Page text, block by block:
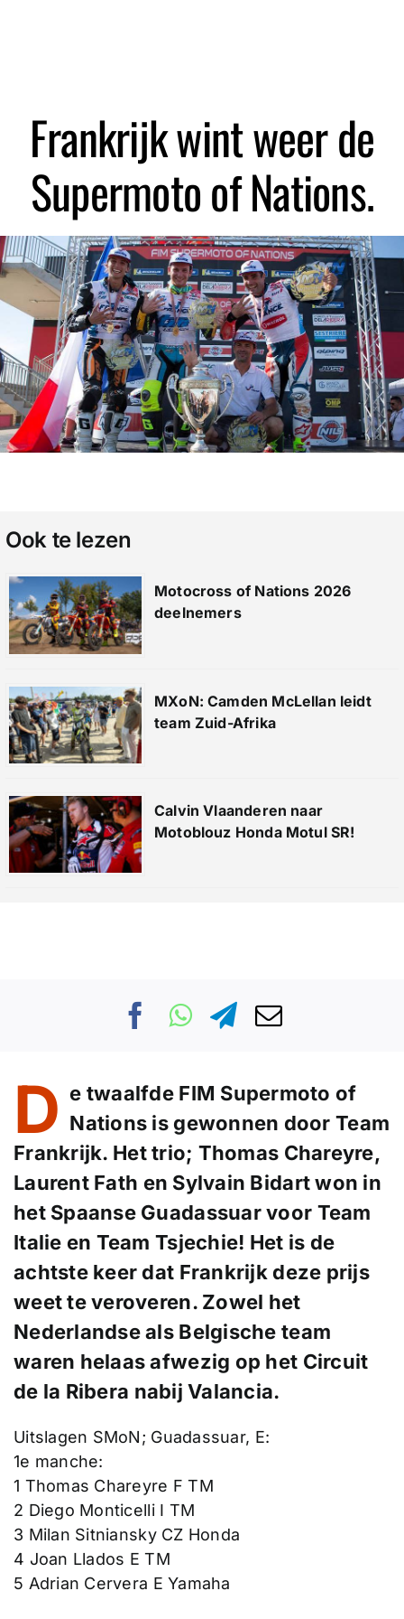
Frankrijk wint weer de
Supermoto of Nations.
Ook te lezen
Motocross of Nations 2026
deelnemers
MXoN: Camden McLellan leidt
team Zuid-Afrika
Calvin Vlaanderen naar
Motoblouz Honda Motul SR!
D e twaalfde FIM Supermoto of
Nations is gewonnen doorTeam
Frankrijk. Het trio; Thomas Chareyre,
Laurent Fath en Sylvain Bidartwon in
het Spaanse Guadassuar voor Team
Italie en Team Tsjechie! Het is de
achtste keer dat Frankrijk deze prijs
weet te veroveren. Zowel het
Nederlandse als Belgische team
waren helaas afwezig op het Circuit
de la Ribera nabij Valancia.
Uitslagen SMoN; Guadassuar, E:
1e manche:
1 Thomas Chareyre F TM
2 Diego Monticelli I TM
3 Milan Sitniansky CZ Honda
4 Joan Llados E TM
5 Adrian Cervera E Yamaha